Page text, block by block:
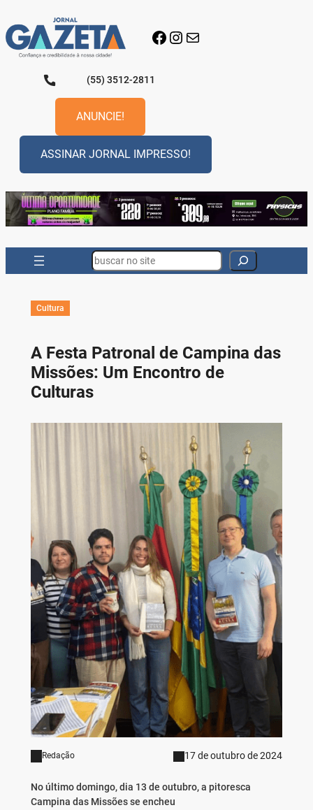
para
o
conteúdo
Facebook
Instagram
E-mail
(55) 3512-2811
ANUNCIE!
ASSINAR JORNAL IMPRESSO!
Search
Cultura
A Festa Patronal de Campina das
Missões: Um Encontro de
Culturas
Redação 17 de outubro de 2024
No último domingo, dia 13 de outubro, a pitoresca
Campina das Missões se encheu